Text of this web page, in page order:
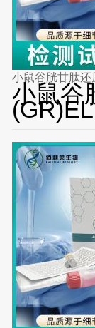
小鼠谷胱甘肽还
小鼠谷